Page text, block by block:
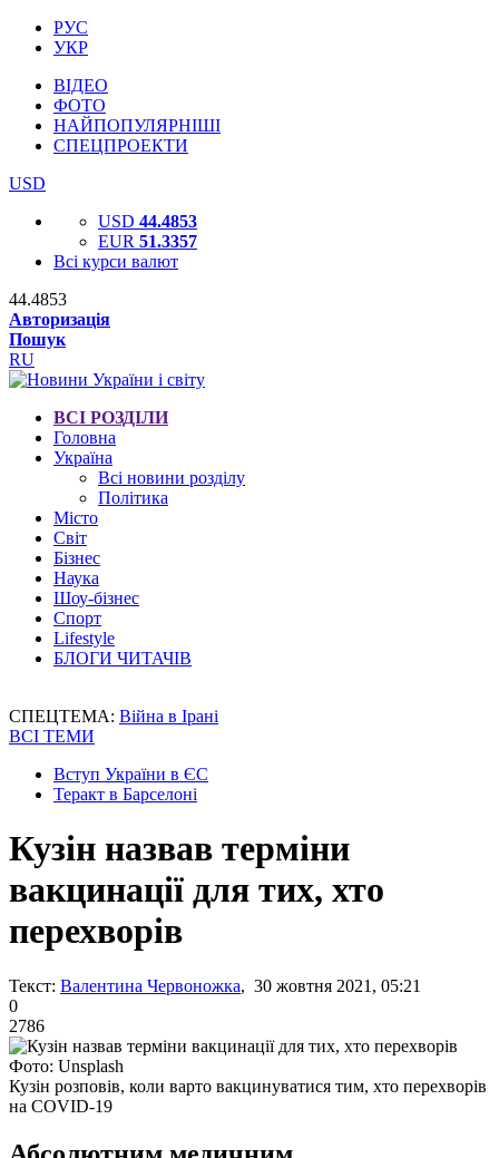
РУС
УКР
ВІДЕО
ФОТО
НАЙПОПУЛЯРНІШІ
СПЕЦПРОЕКТИ
USD
USD 44.4853
EUR 51.3357
Всі курси валют
44.4853
Авторизація
Пошук
RU
ВСІ РОЗДІЛИ
Головна
Україна
Всі новини розділу
Політика
Місто
Світ
Бізнес
Наука
Шоу-бізнес
Спорт
Lifestyle
БЛОГИ ЧИТАЧІВ
СПЕЦТЕМА: Війна в Ірані
ВСІ ТЕМИ
Вступ України в ЄС
Теракт в Барселоні
Кузін назвав терміни
вакцинації для тих, хто
перехворів
Текст: Валентина Червоножка, 30 жовтня 2021, 05:21
0
2786
Фото: Unsplash
Кузін розповів, коли варто вакцинуватися тим, хто перехворів
на COVID-19